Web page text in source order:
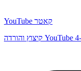
YouTube קאטר